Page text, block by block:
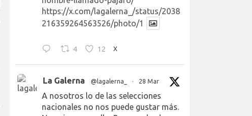
https://x.com/lagalerna_/status/2038
216359264563526/photo/1
4 12 X
La Galerna @lagalerna_ · 28 Mar
A nosotros lo de las selecciones
nacionales no nos puede gustar más.